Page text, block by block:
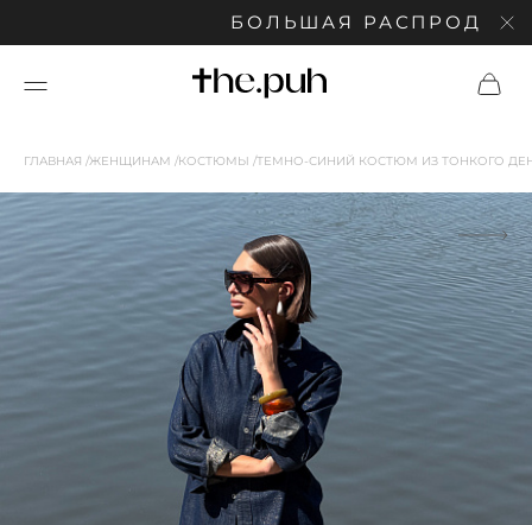
БОЛЬШАЯ РАСПРОДАЖА:
ГЛАВНАЯ ЖЕНЩИНАМ КОСТЮМЫ ТЕМНО-СИНИЙ КОСТЮМ ИЗ ТОНКОГО